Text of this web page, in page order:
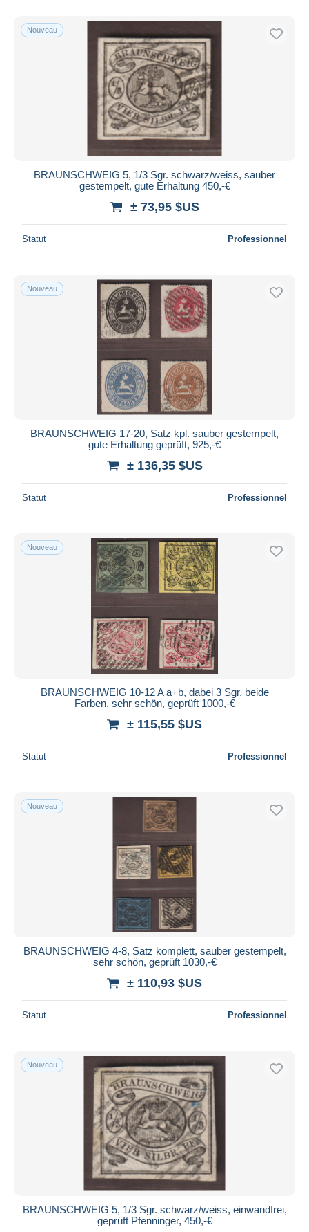
Nouveau
BRAUNSCHWEIG 5, 1/3 Sgr. schwarz/weiss, sauber
gestempelt, gute Erhaltung 450,-€
± 73,95 $US
Statut Professionnel
Nouveau
BRAUNSCHWEIG 17-20, Satz kpl. sauber gestempelt,
gute Erhaltung geprüft, 925,-€
± 136,35 $US
Statut Professionnel
Nouveau
BRAUNSCHWEIG 10-12 A a+b, dabei 3 Sgr. beide
Farben, sehr schön, geprüft 1000,-€
± 115,55 $US
Statut Professionnel
Nouveau
BRAUNSCHWEIG 4-8, Satz komplett, sauber gestempelt,
sehr schön, geprüft 1030,-€
± 110,93 $US
Statut Professionnel
Nouveau
BRAUNSCHWEIG 5, 1/3 Sgr. schwarz/weiss, einwandfrei,
geprüft Pfenninger, 450,-€